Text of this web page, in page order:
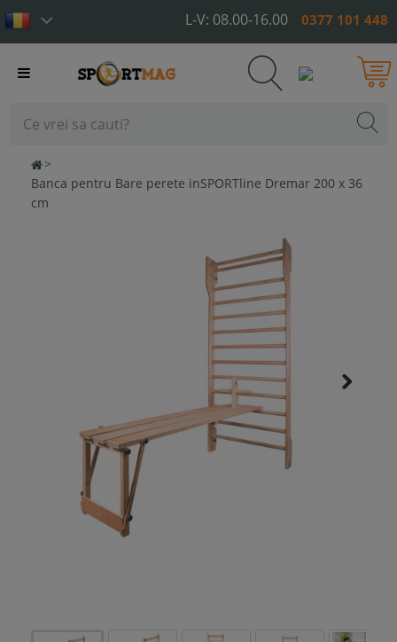
L-V: 08.00-16.00 0377 101 448
Toggle
>
Banca pentru Bare perete inSPORTline Dremar 200 x 36
cm